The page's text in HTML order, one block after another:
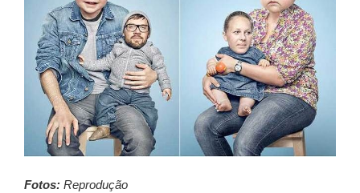
Fotos: Reprodução